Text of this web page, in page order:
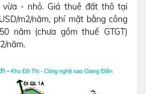
vừa - nhỏ. Giá thuê đất thô tại
m2/năm, phí mặt bằng công
năm (chưa gồm thuế GTGT)
năm.